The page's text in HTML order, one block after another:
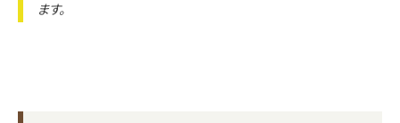
ます。